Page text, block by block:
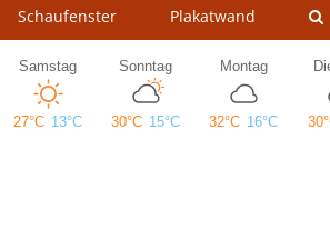
Schaufenster Plakatwand